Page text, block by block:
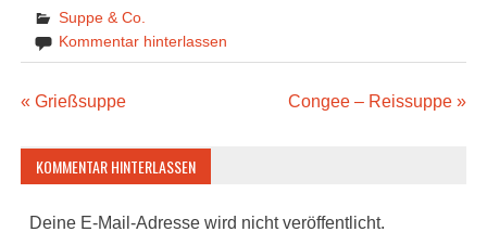
Suppe & Co.
Kommentar hinterlassen
Beitragsnavigation
« Grießsuppe Congee – Reissuppe »
KOMMENTAR HINTERLASSEN
Deine E-Mail-Adresse wird nicht veröffentlicht.